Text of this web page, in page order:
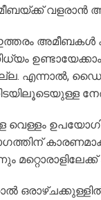
എന്നാൽ,
വെള്ളം